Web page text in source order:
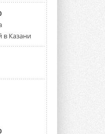
обновила
Covered ...
МКД
на
...
с ЕС-
Казани